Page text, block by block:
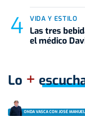
VIDA Y ESTILO
Las tres
el médico
Lo +
ONDA VASCA CON JOSÉ